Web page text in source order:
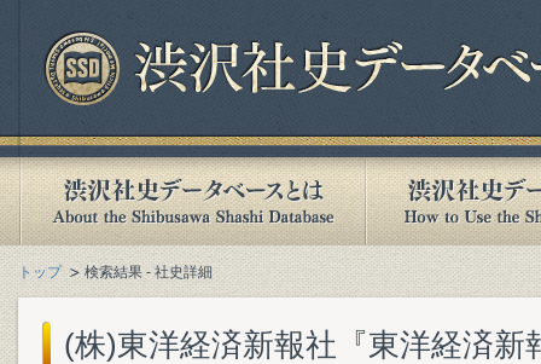
トップ 検索結果 - 社史詳細
(株)東洋経済新報社『東洋経済新